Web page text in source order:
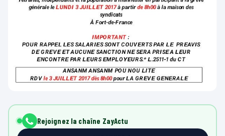
Rejoignez la chaîne ZayActu